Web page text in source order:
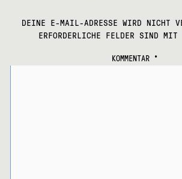
DEINE E-MAIL-ADRESSE WIRD NICHT
ERFORDERLICHE FELDER SIND MIT
KOMMENTAR *